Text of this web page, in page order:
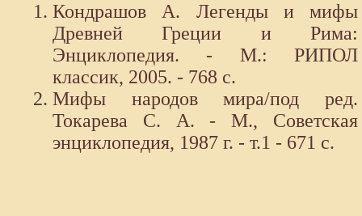
Кондрашов А. Легенды и мифы
Древней Греции и Рима:
Энциклопедия. - М.: РИПОЛ
классик, 2005. - 768 с.
Мифы народов мира/под ред.
Токарева С. А. - М., Советская
энциклопедия, 1987 г. - т.1 - 671 с.